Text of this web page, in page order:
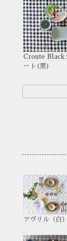
Croute Black
ート(黒)
アヴリル（白）